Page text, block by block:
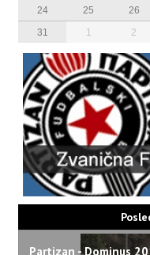
24
25 26
31
1 2
Partizan - Dominus